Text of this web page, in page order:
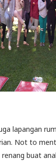
lapangan
Not to
buat